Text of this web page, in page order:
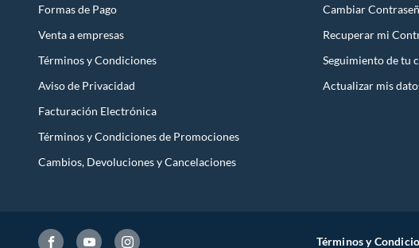
Formas de Pago
Venta a empresas
Términos y Condiciones
Aviso de Privacidad
Facturación Electrónica
Términos y Condiciones de Promociones
Cambios, Devoluciones y Cancelaciones
Cambiar
Recuperar mi
Seguimiento de tu
Actualizar mis
Términos y